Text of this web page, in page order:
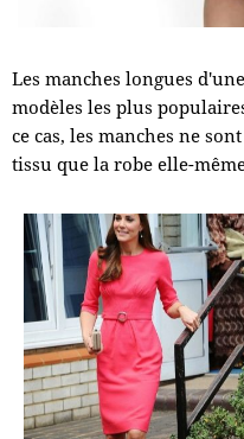
Les manches longues
modèles les plus
ce cas, les manches ne
tissu que la robe elle-